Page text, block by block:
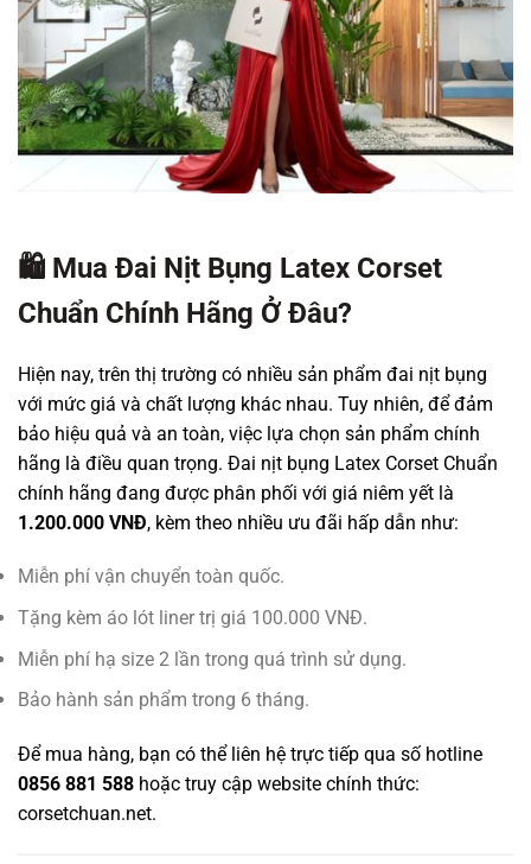
🛍️ Mua Đai Nịt Bụng Latex Corset
Chuẩn Chính Hãng Ở Đâu?
Hiện nay, trên thị trường có nhiều sản phẩm đai nịt bụng
với mức giá và chất lượng khác nhau. Tuy nhiên, để đảm
bảo hiệu quả và an toàn, việc lựa chọn sản phẩm chính
hãng là điều quan trọng. Đai nịt bụng Latex Corset Chuẩn
chính hãng đang được phân phối với giá niêm yết là
1.200.000 VNĐ, kèm theo nhiều ưu đãi hấp dẫn như:
Miễn phí vận chuyển toàn quốc.
Tặng kèm áo lót liner trị giá 100.000 VNĐ.
Miễn phí hạ size 2 lần trong quá trình sử dụng.
Bảo hành sản phẩm trong 6 tháng.
Để mua hàng, bạn có thể liên hệ trực tiếp qua số hotline
0856 881 588 hoặc truy cập website chính thức:
corsetchuan.net.